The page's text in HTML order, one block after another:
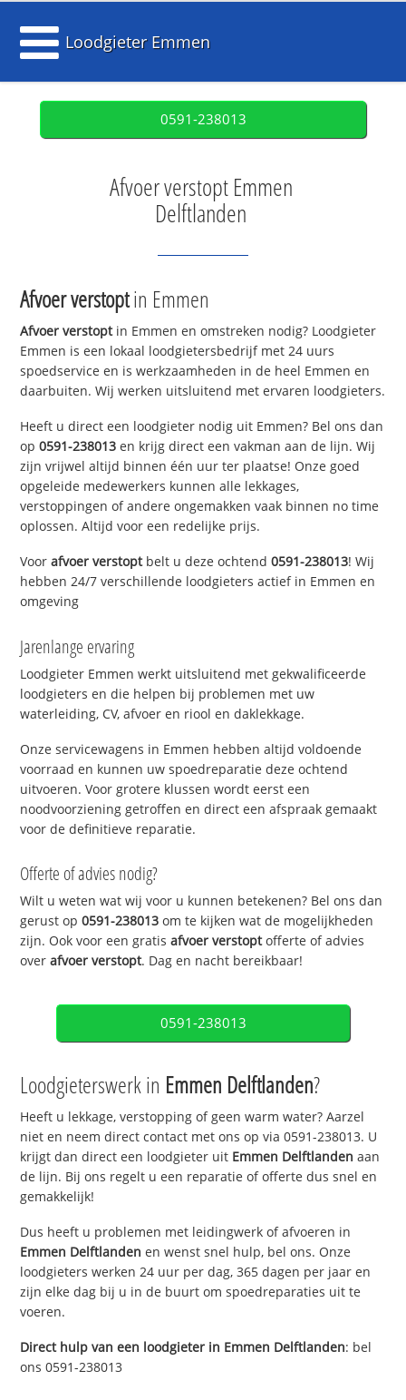
Loodgieter Emmen
0591-238013
Afvoer verstopt Emmen
Delftlanden
Afvoer verstoptin Emmen
Afvoer verstoptin Emmen en omstreken nodig? Loodgieter
Emmen is een lokaal loodgietersbedrijf met 24 uurs
spoedservice en is werkzaamheden in de heel Emmen en
daarbuiten. Wij werken uitsluitend met ervaren loodgieters.
Heeft u direct een loodgieter nodig uit Emmen? Bel ons dan
op0591-238013 en krijg direct een vakman aan de lijn. Wij
zijn vrijwel altijd binnen één uur ter plaatse! Onze goed
opgeleide medewerkers kunnen alle lekkages,
verstoppingen of andere ongemakken vaak binnen no time
oplossen. Altijd voor een redelijke prijs.
Voorafvoer verstoptbelt u deze ochtend0591-238013! Wij
hebben 24/7 verschillende loodgieters actief in Emmen en
omgeving
Jarenlange ervaring
Loodgieter Emmen werkt uitsluitend met gekwalificeerde
loodgieters en die helpen bij problemen met uw
waterleiding, CV, afvoer en riool en daklekkage.
Onze servicewagens in Emmen hebben altijd voldoende
voorraad en kunnen uw spoedreparatie deze ochtend
uitvoeren. Voor grotere klussen wordt eerst een
noodvoorziening getroffen en direct een afspraak gemaakt
voor de definitieve reparatie.
Offerte of advies nodig?
Wilt u weten wat wij voor u kunnen betekenen? Bel ons dan
gerust op0591-238013 om te kijken wat de mogelijkheden
zijn. Ook voor een gratisafvoer verstoptofferte of advies
overafvoer verstopt. Dag en nacht bereikbaar!
0591-238013
Loodgieterswerk in Emmen Delftlanden?
Heeft u lekkage, verstopping of geen warm water? Aarzel
niet en neem direct contact met ons op via 0591-238013. U
krijgt dan direct een loodgieter uit Emmen Delftlanden aan
de lijn. Bij ons regelt u een reparatie of offerte dus snel en
gemakkelijk!
Dus heeft u problemen met leidingwerk of afvoeren in
Emmen Delftlanden en wenst snel hulp, bel ons. Onze
loodgieters werken 24 uur per dag, 365 dagen per jaar en
zijn elke dag bij u in de buurt om spoedreparaties uit te
voeren.
Direct hulp van een loodgieter in Emmen Delftlanden: bel
ons 0591-238013